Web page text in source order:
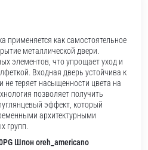
применяется как самостоятельное
металлической двери.
элементов, что упрощает уход и
Входная дверь устойчива к
не теряет насыщенности цвета на
позволяет получить
эффект, который
архитектурными
групп.
Шпон oreh_americano